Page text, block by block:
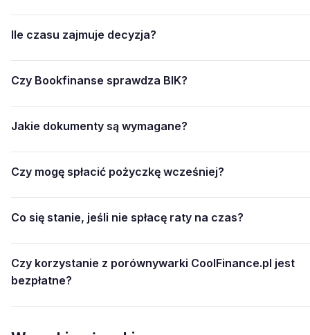
Ile czasu zajmuje decyzja?
Czy Bookfinanse sprawdza BIK?
Jakie dokumenty są wymagane?
Czy mogę spłacić pożyczkę wcześniej?
Co się stanie, jeśli nie spłacę raty na czas?
Czy korzystanie z porównywarki CoolFinance.pl jest
bezpłatne?